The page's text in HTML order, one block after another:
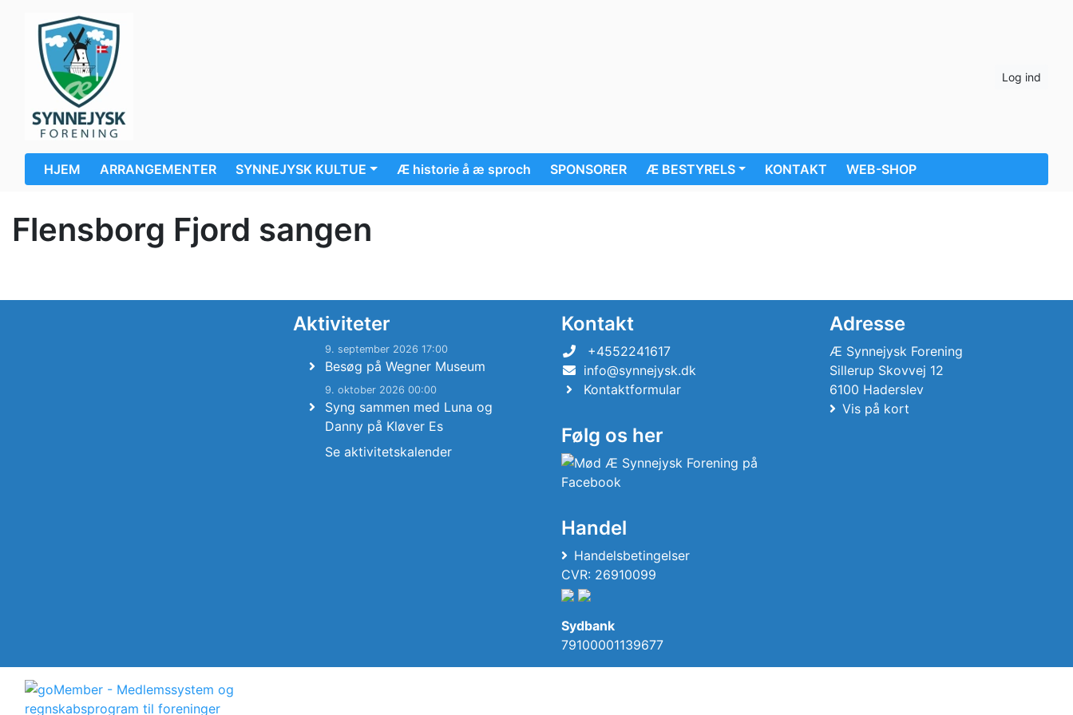
Log ind
HJEM ARRANGEMENTER SYNNEJYSK KULTUE Æ historie å æ sproch SPONSORER Æ BESTYRELS KONTAKT WEB-SHOP
Flensborg Fjord sangen
Aktiviteter
9. september 2026 17:00
Besøg på Wegner Museum
9. oktober 2026 00:00
Syng sammen med Luna og
Danny på Kløver Es
Se aktivitetskalender
Kontakt
+4552241617
info@synnejysk.dk
Kontaktformular
Følg os her
Handel
Handelsbetingelser
CVR: 26910099
Sydbank
79100001139677
Adresse
Æ Synnejysk Forening
Sillerup Skovvej 12
6100 Haderslev
Vis på kort